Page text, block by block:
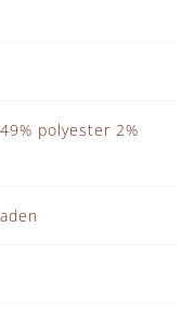
polyester 2%